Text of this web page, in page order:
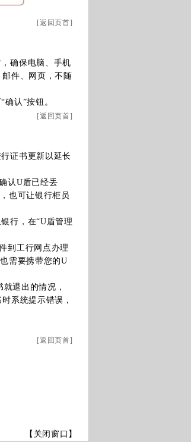
[返回页首]
确保电脑、手机
件、网页，不随
认”按钮。
[返回页首]
证书更新以延长
认U盾已经丢
也可让银行柜员
行，在“U盾管理
到工行网点办理
需要携带您的U
退出的情况，
系统提示错误，
[返回页首]
【关闭窗口】